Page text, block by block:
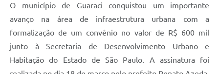
O município de Guaraci conquistou um importante
avanço na área de infraestrutura urbana com a
formalização de um convênio no valor de R$ 600 mil
junto à Secretaria de Desenvolvimento Urbano e
Habitação do Estado de São Paulo. A assinatura foi